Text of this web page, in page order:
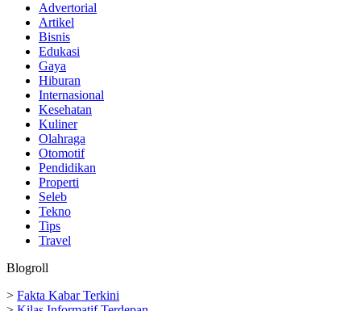
Advertorial
Artikel
Bisnis
Edukasi
Gaya
Hiburan
Internasional
Kesehatan
Kuliner
Olahraga
Otomotif
Pendidikan
Properti
Seleb
Tekno
Tips
Travel
Blogroll
> Fakta Kabar Terkini